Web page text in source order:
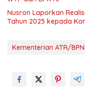
Nusron Laporkan
Tahun 2025 kepada
Kementerian ATR/BPN